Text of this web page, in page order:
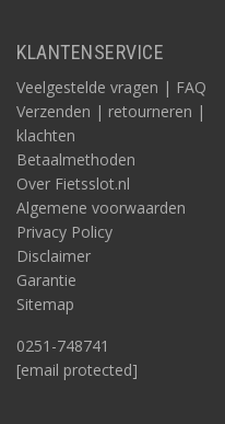
KLANTENSERVICE
Veelgestelde vragen | FAQ
Verzenden | retourneren |
klachten
Betaalmethoden
Over Fietsslot.nl
Algemene voorwaarden
Privacy Policy
Disclaimer
Garantie
Sitemap
0251-748741
[email protected]